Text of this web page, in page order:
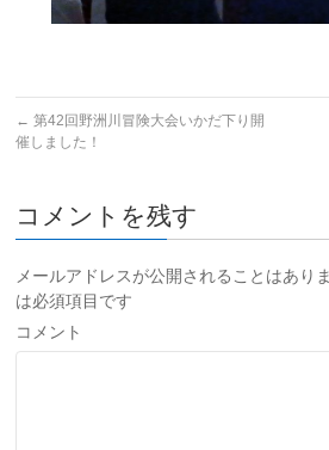
← 第42回野洲川冒険大会いかだ下り開
催しました！
コメントを残す
メールアドレスが公開されることはあり
は必須項目です
コメント